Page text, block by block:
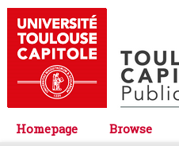
Homepage Browse